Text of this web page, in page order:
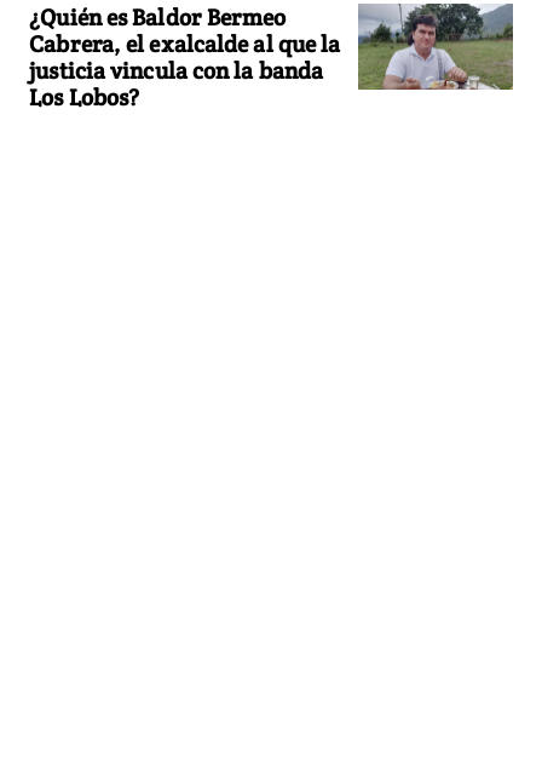
¿Quién es Baldor Bermeo
Cabrera, el exalcalde al que la
justicia vincula con la banda
Los Lobos?